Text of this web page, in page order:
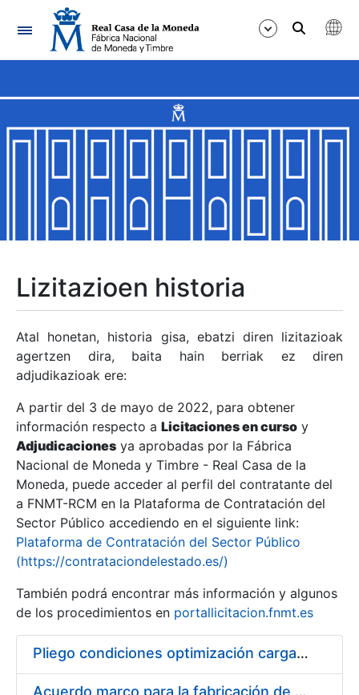
Nabigazioa
Erakutsi/Ezkutatu
Erakutsi/Ezkutatu
Erakutsi/Ezkutatu
Erakutsi/Ezkutatu
Erakutsi/Ezkutatu
Erakutsi/Ezkutatu
Erakutsi/Ezkutatu
Erakutsi/Ezkutatu
Lizitazioen historia
Atal honetan, historia gisa, ebatzi diren lizitazioak
agertzen dira, baita hain berriak ez diren
adjudikazioak ere:
A partir del 3 de mayo de 2022, para obtener
información respecto a Licitaciones en curso y
Adjudicaciones ya aprobadas por la Fábrica
Nacional de Moneda y Timbre - Real Casa de la
Moneda, puede acceder al perfil del contratante del
a FNMT-RCM en la Plataforma de Contratación del
Sector Público accediendo en el siguiente link:
Plataforma de Contratación del Sector Público
(https://contrataciondelestado.es/)
También podrá encontrar más información y algunos
de los procedimientos en portallicitacion.fnmt.es
Pliego condiciones optimización cargas compras firmado
Acuerdo marco para la fabricación de piezas